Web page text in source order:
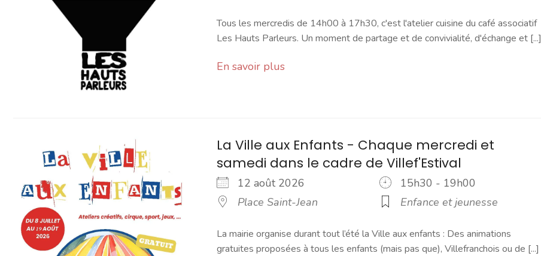
Tous les mercredis de 14h00 à 17h30, c'est l'atelier cuisine du café associatif
Les Hauts Parleurs. Un moment de partage et de convivialité, d'échange et [...]
En savoir plus
La Ville aux Enfants - Chaque mercredi et
samedi dans le cadre de Villef'Estival
12 août 2026
15h30 - 19h00
Place Saint-Jean
Enfance et jeunesse
La mairie organise durant tout l’été la Ville aux enfants : Des animations
gratuites proposées à tous les enfants (mais pas que), Villefranchois ou de [...]